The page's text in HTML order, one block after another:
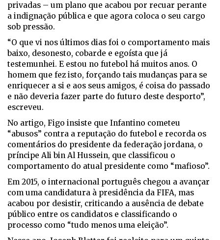
privadas – um plano que acabou por recuar perante
a indignação pública e que agora coloca o seu cargo
sob pressão.
“O que vi nos últimos dias foi o comportamento mais
baixo, desonesto, cobarde e egoísta que já
testemunhei. E estou no futebol há muitos anos. O
homem que fez isto, forçando tais mudanças para se
enriquecer a si e aos seus amigos, é coisa do passado
e não deveria fazer parte do futuro deste desporto”,
escreveu.
No artigo, Figo insiste que Infantino cometeu
“abusos” contra a reputação do futebol e recorda os
comentários do presidente da federação jordana, o
príncipe Ali bin Al Hussein, que classificou o
comportamento do atual presidente como “mafioso”.
Em 2015, o internacional português chegou a avançar
com uma candidatura à presidência da FIFA, mas
acabou por desistir, criticando a ausência de debate
público entre os candidatos e classificando o
processo como “tudo menos uma eleição”.